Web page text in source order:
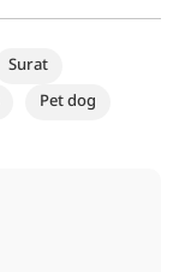
Surat
Pet dog